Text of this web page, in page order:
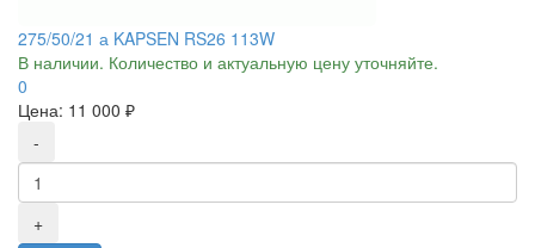
275/50/21 а KAPSEN RS26 113W
В наличии. Количество и актуальную цену уточняйте.
0
Цена: 11 000 ₽